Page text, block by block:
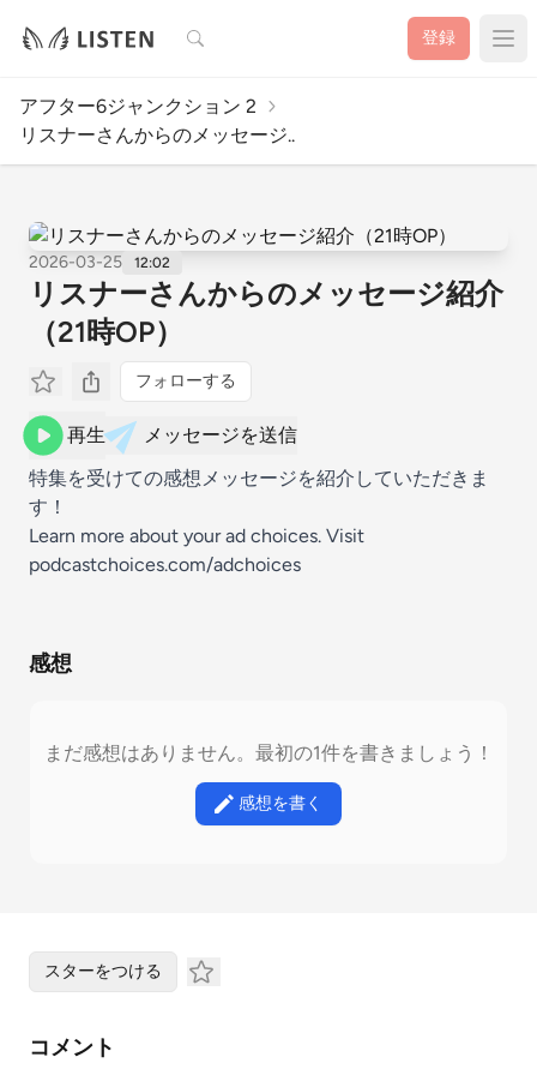
検索 登録
アフター6ジャンクション 2
リスナーさんからのメッセージ..
2026-03-25 12:02
リスナーさんからのメッセージ紹介
（21時OP）
フォローする
再生
メッセージを送信
特集を受けての感想メッセージを紹介していただきま
す！
Learn more about your ad choices. Visit
podcastchoices.com/adchoices
感想
まだ感想はありません。最初の1件を書きましょう！
感想を書く
スターをつける
コメント